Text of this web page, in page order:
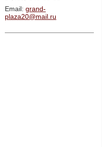
Email: grand-
plaza20@mail.ru